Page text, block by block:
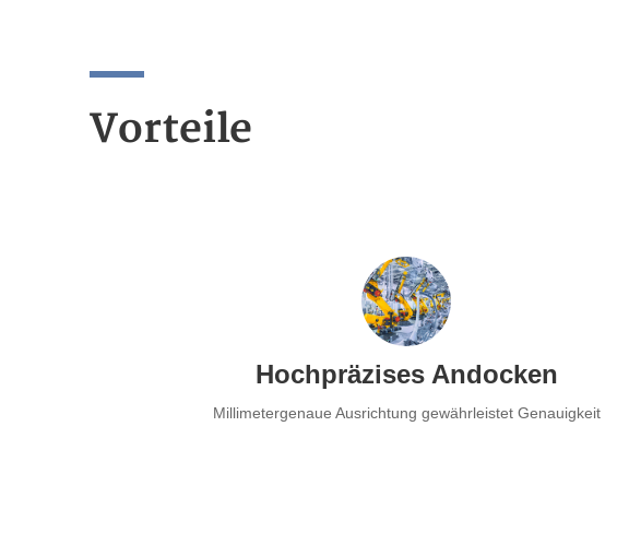
Vorteile
Hochpräzises Andocken
Millimetergenaue Ausrichtung gewährleistet Genauigkeit